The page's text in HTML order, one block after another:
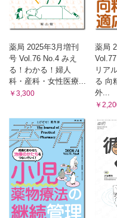
薬局 2025年3月増刊
号 Vol.76 No.4 みえ
る！わかる！婦人
科・産科・女性医療...
￥3,300
薬局
リア
る 向
外...
￥